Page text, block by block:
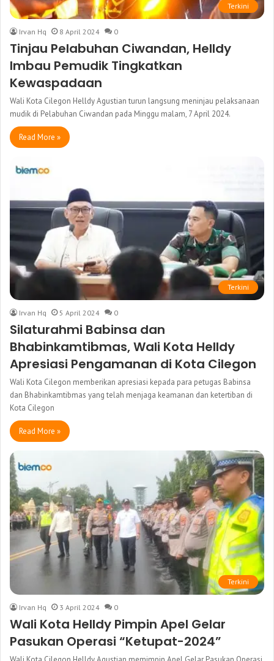
Terkini
Irvan Hq 8 April 2024 0
Tinjau Pelabuhan Ciwandan, Helldy
Imbau Pemudik Tingkatkan
Kewaspadaan
Wali Kota Cilegon Helldy Agustian turun langsung meninjau pelaksanaan
mudik di Pelabuhan Ciwandan pada Minggu malam, 7 April 2024.
Read More »
Terkini
Irvan Hq 5 April 2024 0
Silaturahmi Babinsa dan
Bhabinkamtibmas, Wali Kota Helldy
Apresiasi Pengamanan di Kota Cilegon
Wali Kota Cilegon memberikan apresiasi kepada para petugas Babinsa
dan Bhabinkamtibmas yang telah menjaga keamanan dan ketertiban di
Kota Cilegon
Read More »
Terkini
Irvan Hq 3 April 2024 0
Wali Kota Helldy Pimpin Apel Gelar
Pasukan Operasi “Ketupat-2024”